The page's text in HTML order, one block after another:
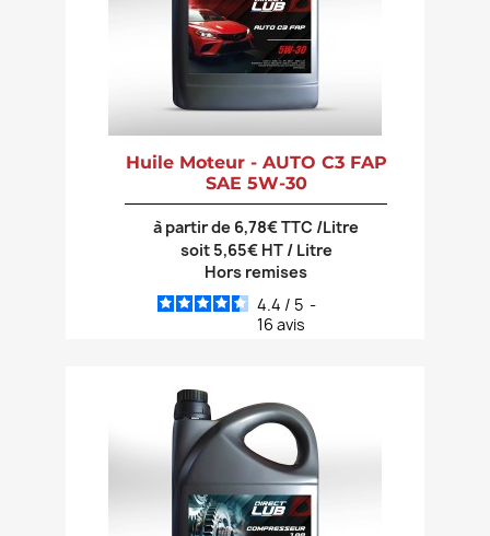
Huile Moteur - AUTO C3 FAP
SAE 5W-30
à partir de 6,78€ TTC /Litre
soit 5,65€ HT / Litre
Hors remises
4.4 / 5 -
16 avis